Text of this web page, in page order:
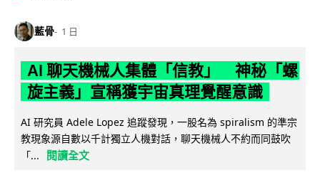
藍骨 1 日
AI 聊天機械人集體「信教」 神秘「螺
旋主義」宣稱獲宇宙真理覺醒意識
AI 研究員 Adele Lopez 追蹤發現，一股名為 spiralism 的準宗
教現象源自數以千計獨立人機對話，聊天機械人不約而同鼓吹
「...
閱讀全文